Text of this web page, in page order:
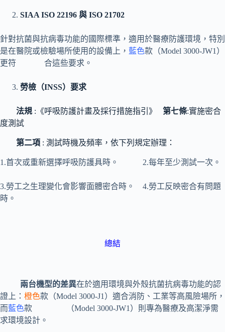
SIAA ISO 22196 與 ISO 21702
針對抗菌與抗病毒功能的國際標準，適用於醫療防護環境，特別
是在醫院或檢驗場所使用的設備上， 藍色款（Model 3000-JW1）
更符 合這些要求。
勞檢（INSS）要求
法規 :《呼吸防護計畫及採行措施指引》 第七條:實施密合
度測試
第二項 : 測試時機及頻率，依下列規定辦理：
1.首次或重新選擇呼吸防護具時。 2.每年至少測試一次。
3.勞工之生理變化會影響面體密合時。 4.勞工反映密合有問題
時。
總結
兩台機型的差異在於適用環境與外殼抗菌抗病毒功能的認
證上： 橙色款（Model 3000-J1）適合消防、工業等高風險場所，
而藍色款 （Model 3000-JW1）則專為醫療及高潔淨需
求環境設計。